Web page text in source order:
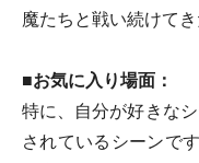
魔たちと戦い続けてき
■お気に入り場面：
特に、自分が好きな
されているシーンで